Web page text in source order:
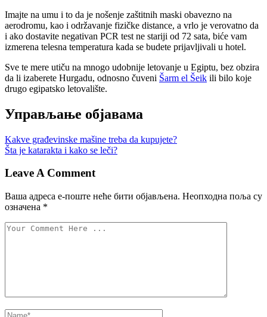
Imajte na umu i to da je nošenje zaštitnih maski obavezno na
aerodromu, kao i održavanje fizičke distance, a vrlo je verovatno da
i ako dostavite negativan PCR test ne stariji od 72 sata, biće vam
izmerena telesna temperatura kada se budete prijavljivali u hotel.
Sve te mere utiču na mnogo udobnije letovanje u Egiptu, bez obzira
da li izaberete Hurgadu, odnosno čuveni Šarm el Šeik ili bilo koje
drugo egipatsko letovalište.
Управљање објавама
Kakve građevinske mašine treba da kupujete?
Šta je katarakta i kako se leči?
Leave A Comment
Ваша адреса е-поште неће бити објављена. Неопходна поља су
означена *